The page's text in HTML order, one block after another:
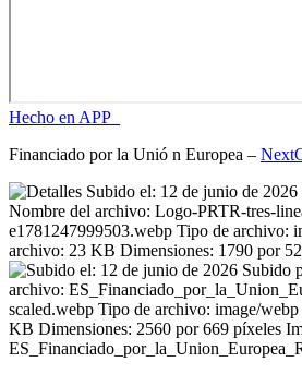
Hecho en APP_
Financiado por la Unió n Europea –